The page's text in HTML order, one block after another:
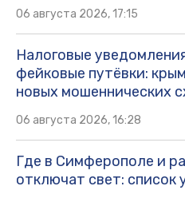
06 августа 2026, 17:15
Налоговые
фейковые путёвки:
новых мошеннических
06 августа 2026, 16:28
Где в Симферополе и
отключат свет: список